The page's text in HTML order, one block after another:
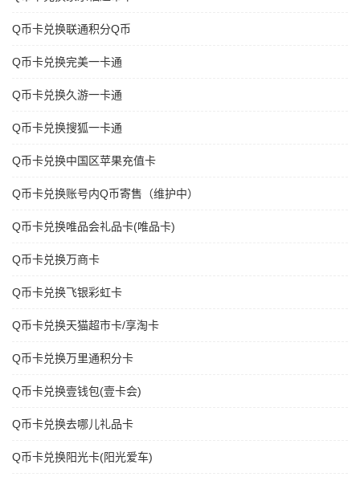
Q币卡兑换联通积分Q币
Q币卡兑换完美一卡通
Q币卡兑换久游一卡通
Q币卡兑换搜狐一卡通
Q币卡兑换中国区苹果充值卡
Q币卡兑换账号内Q币寄售（维护中）
Q币卡兑换唯品会礼品卡(唯品卡)
Q币卡兑换万商卡
Q币卡兑换飞银彩虹卡
Q币卡兑换天猫超市卡/享淘卡
Q币卡兑换万里通积分卡
Q币卡兑换壹钱包(壹卡会)
Q币卡兑换去哪儿礼品卡
Q币卡兑换阳光卡(阳光爱车)